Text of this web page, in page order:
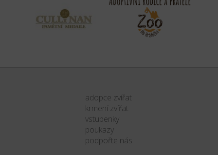
adopce zvířat
krmení zvířat
vstupenky
poukazy
podpořte nás